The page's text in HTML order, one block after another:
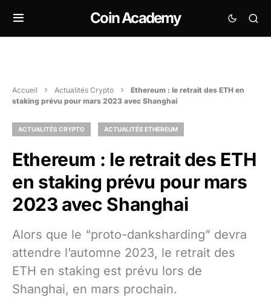
Coin Academy
Accueil Actualités Crypto
Ethereum : le retrait des ETH en
staking prévu pour mars 2023 avec Shanghai
ACTUALITÉS CRYPTO ACTUALITÉS ETHEREUM
Ethereum : le retrait des ETH
en staking prévu pour mars
2023 avec Shanghai
Alors que le “proto-danksharding” devra
attendre l’automne 2023, le retrait des
ETH en staking est prévu lors de
Shanghai, en mars prochain.